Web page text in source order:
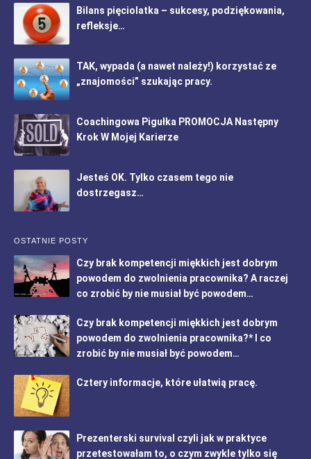
Bilans pięciolatka – sukcesy, podziękowania,
refleksje…
TAK, wypada (a nawet należy!) korzystać ze
„znajomości” szukając pracy.
Coachingowa Pigułka PROMOCJA Następny
Krok W Mojej Karierze
Jesteś OK. Tylko czasem tego nie
dostrzegasz…
OSTATNIE POSTY
Czy brak kompetencji miękkich jest dobrym
powodem do zwolnienia pracownika? A raczej
co zrobić by nie musiał być powodem…
Czy brak kompetencji miękkich jest dobrym
powodem do zwolnienia pracownika?* I co
zrobić by nie musiał być powodem…
Cztery informacje, które ułatwią pracę.
Prezenterski survival czyli jak w praktyce
przetestowałam to, o czym zwykle tylko się